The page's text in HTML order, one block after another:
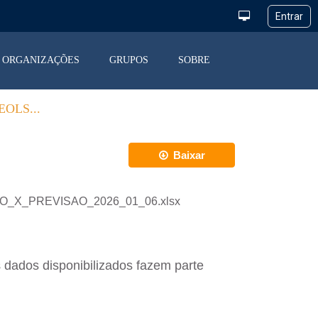
ORGANIZAÇÕES GRUPOS SOBRE
Baixar
disponibilizados fazem parte